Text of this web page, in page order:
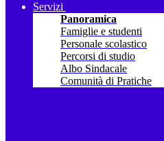
Servizi
Panoramica
Famiglie e studenti
Personale scolastico
Percorsi di studio
Albo Sindacale
Comunità di Pratiche